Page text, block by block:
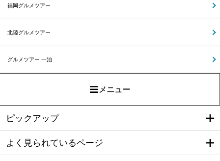
福岡グルメツアー
北陸グルメツアー
グルメツアー 一泊
メニュー
ピックアップ
よく見られているページ